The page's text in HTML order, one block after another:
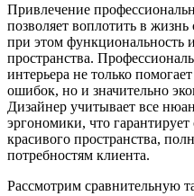
Привлечение
позволяет воплотить в
при этом функциональность
пространства.
интерьера не только
ошибок, но и значительно
Дизайнер учитывает все
эргономики, что
красивого пространства,
потребностям клиента.
Рассмотрим сравнительную